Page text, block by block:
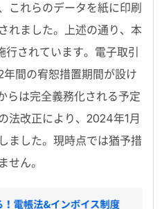
これらのデータを紙に印刷
れました。上述の通り、本
されています。電子取引
間の宥恕措置期間が設け
らは完全義務化される予定
法改正により、2024年1月
ました。現時点では猶予措
せん。